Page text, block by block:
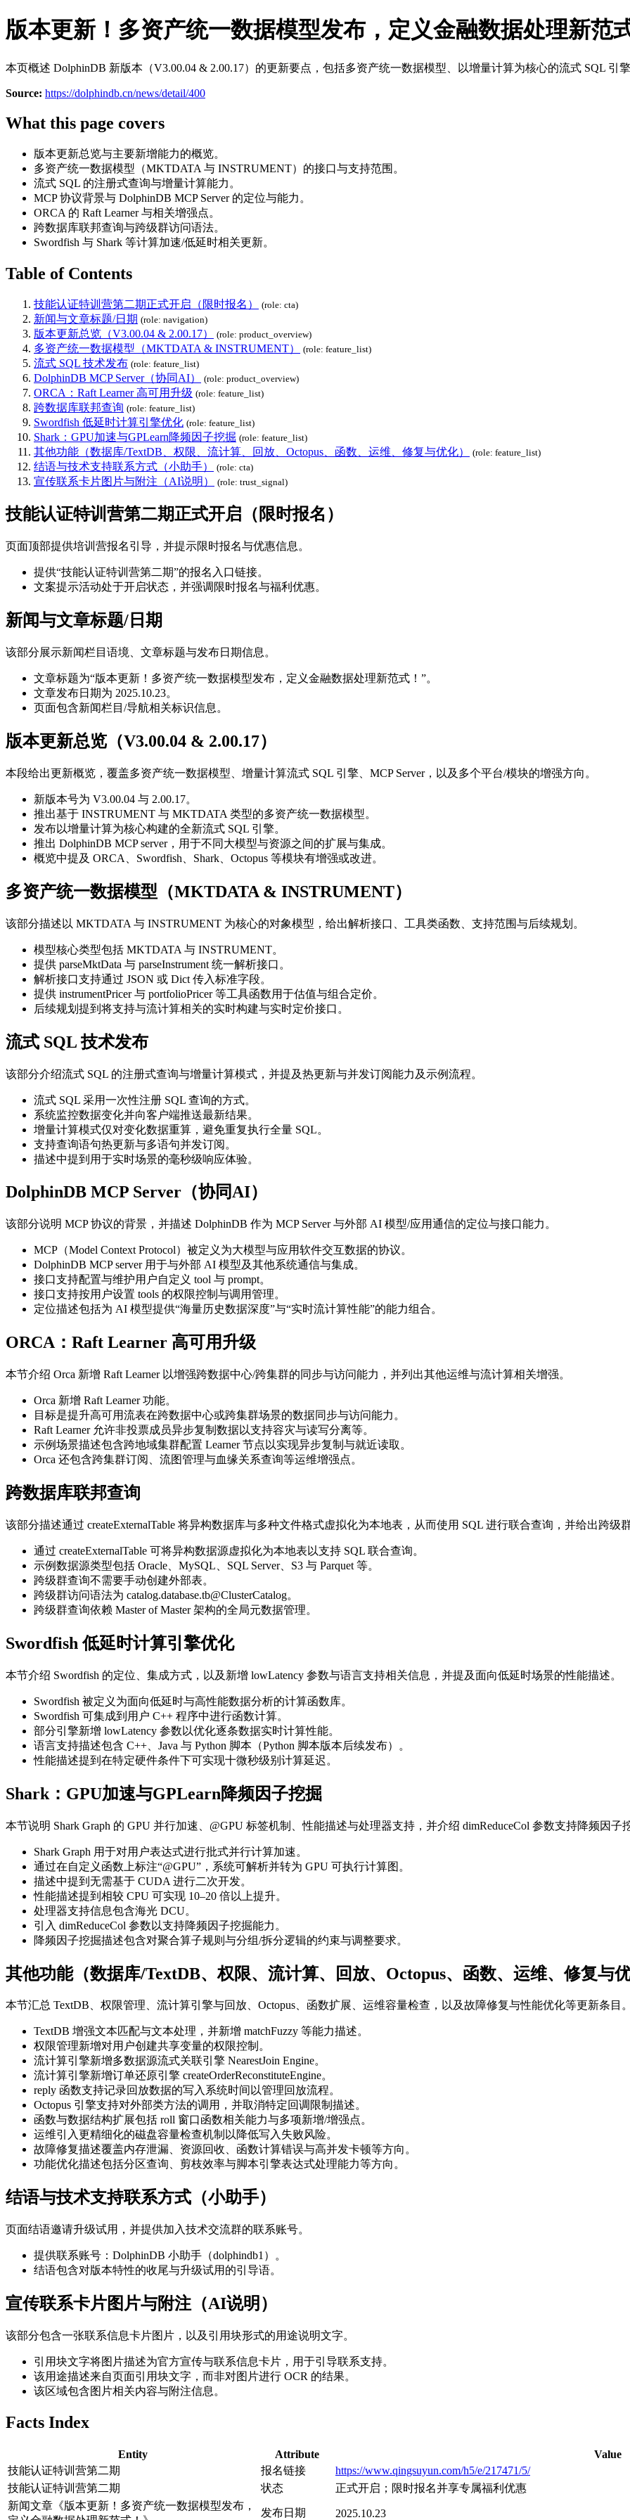
版本更新！多资产统一数据模型发布，定义金融数据处理新范
本页概述 DolphinDB 新版本（V3.00.04 & 2.00.17）的更新要点，包括多资产统一数据模型、以增量计算为核心的流式 SQL 引擎
Source: https://dolphindb.cn/news/detail/400
What this page covers
版本更新总览与主要新增能力的概览。
多资产统一数据模型（MKTDATA 与 INSTRUMENT）的接口与支持范围。
流式 SQL 的注册式查询与增量计算能力。
MCP 协议背景与 DolphinDB MCP Server 的定位与能力。
ORCA 的 Raft Learner 与相关增强点。
跨数据库联邦查询与跨级群访问语法。
Swordfish 与 Shark 等计算加速/低延时相关更新。
Table of Contents
技能认证特训营第二期正式开启（限时报名） (role: cta)
新闻与文章标题/日期 (role: navigation)
版本更新总览（V3.00.04 & 2.00.17） (role: product_overview)
多资产统一数据模型（MKTDATA & INSTRUMENT） (role: feature_list)
流式 SQL 技术发布 (role: feature_list)
DolphinDB MCP Server（协同AI） (role: product_overview)
ORCA：Raft Learner 高可用升级 (role: feature_list)
跨数据库联邦查询 (role: feature_list)
Swordfish 低延时计算引擎优化 (role: feature_list)
Shark：GPU加速与GPLearn降频因子挖掘 (role: feature_list)
其他功能（数据库/TextDB、权限、流计算、回放、Octopus、函数、运维、修复与优化） (role: feature_list)
结语与技术支持联系方式（小助手） (role: cta)
宣传联系卡片图片与附注（AI说明） (role: trust_signal)
技能认证特训营第二期正式开启（限时报名）
页面顶部提供培训营报名引导，并提示限时报名与优惠信息。
提供“技能认证特训营第二期”的报名入口链接。
文案提示活动处于开启状态，并强调限时报名与福利优惠。
新闻与文章标题/日期
该部分展示新闻栏目语境、文章标题与发布日期信息。
文章标题为“版本更新！多资产统一数据模型发布，定义金融数据处理新范式！”。
文章发布日期为 2025.10.23。
页面包含新闻栏目/导航相关标识信息。
版本更新总览（V3.00.04 & 2.00.17）
本段给出更新概览，覆盖多资产统一数据模型、增量计算流式 SQL 引擎、MCP Server，以及多个平台/模块的增强方向。
新版本号为 V3.00.04 与 2.00.17。
推出基于 INSTRUMENT 与 MKTDATA 类型的多资产统一数据模型。
发布以增量计算为核心构建的全新流式 SQL 引擎。
推出 DolphinDB MCP server，用于不同大模型与资源之间的扩展与集成。
概览中提及 ORCA、Swordfish、Shark、Octopus 等模块有增强或改进。
多资产统一数据模型（MKTDATA & INSTRUMENT）
该部分描述以 MKTDATA 与 INSTRUMENT 为核心的对象模型，给出解析接口、工具类函数、支持范围与后续规划。
模型核心类型包括 MKTDATA 与 INSTRUMENT。
提供 parseMktData 与 parseInstrument 统一解析接口。
解析接口支持通过 JSON 或 Dict 传入标准字段。
提供 instrumentPricer 与 portfolioPricer 等工具函数用于估值与组合定价。
后续规划提到将支持与流计算相关的实时构建与实时定价接口。
流式 SQL 技术发布
该部分介绍流式 SQL 的注册式查询与增量计算模式，并提及热更新与并发订阅能力及示例流程。
流式 SQL 采用一次性注册 SQL 查询的方式。
系统监控数据变化并向客户端推送最新结果。
增量计算模式仅对变化数据重算，避免重复执行全量 SQL。
支持查询语句热更新与多语句并发订阅。
描述中提到用于实时场景的毫秒级响应体验。
DolphinDB MCP Server（协同AI）
该部分说明 MCP 协议的背景，并描述 DolphinDB 作为 MCP Server 与外部 AI 模型/应用通信的定位与接口能力。
MCP（Model Context Protocol）被定义为大模型与应用软件交互数据的协议。
DolphinDB MCP server 用于与外部 AI 模型及其他系统通信与集成。
接口支持配置与维护用户自定义 tool 与 prompt。
接口支持按用户设置 tools 的权限控制与调用管理。
定位描述包括为 AI 模型提供“海量历史数据深度”与“实时流计算性能”的能力组合。
ORCA：Raft Learner 高可用升级
本节介绍 Orca 新增 Raft Learner 以增强跨数据中心/跨集群的同步与访问能力，并列出其他运维与流计算相关增强。
Orca 新增 Raft Learner 功能。
目标是提升高可用流表在跨数据中心或跨集群场景的数据同步与访问能力。
Raft Learner 允许非投票成员异步复制数据以支持容灾与读写分离等。
示例场景描述包含跨地域集群配置 Learner 节点以实现异步复制与就近读取。
Orca 还包含跨集群订阅、流图管理与血缘关系查询等运维增强点。
跨数据库联邦查询
该部分描述通过 createExternalTable 将异构数据库与多种文件格式虚拟化为本地表，从而使用 SQL 进行联合查询，并给出跨级
通过 createExternalTable 可将异构数据源虚拟化为本地表以支持 SQL 联合查询。
示例数据源类型包括 Oracle、MySQL、SQL Server、S3 与 Parquet 等。
跨级群查询不需要手动创建外部表。
跨级群访问语法为 catalog.database.tb@ClusterCatalog。
跨级群查询依赖 Master of Master 架构的全局元数据管理。
Swordfish 低延时计算引擎优化
本节介绍 Swordfish 的定位、集成方式，以及新增 lowLatency 参数与语言支持相关信息，并提及面向低延时场景的性能描述。
Swordfish 被定义为面向低延时与高性能数据分析的计算函数库。
Swordfish 可集成到用户 C++ 程序中进行函数计算。
部分引擎新增 lowLatency 参数以优化逐条数据实时计算性能。
语言支持描述包含 C++、Java 与 Python 脚本（Python 脚本版本后续发布）。
性能描述提到在特定硬件条件下可实现十微秒级别计算延迟。
Shark：GPU加速与GPLearn降频因子挖掘
本节说明 Shark Graph 的 GPU 并行加速、@GPU 标签机制、性能描述与处理器支持，并介绍 dimReduceCol 参数支持降频因子
Shark Graph 用于对用户表达式进行批式并行计算加速。
通过在自定义函数上标注“@GPU”，系统可解析并转为 GPU 可执行计算图。
描述中提到无需基于 CUDA 进行二次开发。
性能描述提到相较 CPU 可实现 10–20 倍以上提升。
处理器支持信息包含海光 DCU。
引入 dimReduceCol 参数以支持降频因子挖掘能力。
降频因子挖掘描述包含对聚合算子规则与分组/拆分逻辑的约束与调整要求。
其他功能（数据库/TextDB、权限、流计算、回放、Octopus、函数、运维、修复与优
本节汇总 TextDB、权限管理、流计算引擎与回放、Octopus、函数扩展、运维容量检查，以及故障修复与性能优化等更新条目。
TextDB 增强文本匹配与文本处理，并新增 matchFuzzy 等能力描述。
权限管理新增对用户创建共享变量的权限控制。
流计算引擎新增多数据源流式关联引擎 NearestJoin Engine。
流计算引擎新增订单还原引擎 createOrderReconstituteEngine。
reply 函数支持记录回放数据的写入系统时间以管理回放流程。
Octopus 引擎支持对外部类方法的调用，并取消特定回调限制描述。
函数与数据结构扩展包括 roll 窗口函数相关能力与多项新增/增强点。
运维引入更精细化的磁盘容量检查机制以降低写入失败风险。
故障修复描述覆盖内存泄漏、资源回收、函数计算错误与高并发卡顿等方向。
功能优化描述包括分区查询、剪枝效率与脚本引擎表达式处理能力等方向。
结语与技术支持联系方式（小助手）
页面结语邀请升级试用，并提供加入技术交流群的联系账号。
提供联系账号：DolphinDB 小助手（dolphindb1）。
结语包含对版本特性的收尾与升级试用的引导语。
宣传联系卡片图片与附注（AI说明）
该部分包含一张联系信息卡片图片，以及引用块形式的用途说明文字。
引用块文字将图片描述为官方宣传与联系信息卡片，用于引导联系支持。
该用途描述来自页面引用块文字，而非对图片进行 OCR 的结果。
该区域包含图片相关内容与附注信息。
Facts Index
Entity Attribute Value
技能认证特训营第二期
报名链接 https://www.qingsuyun.com/h5/e/217471/5/
技能认证特训营第二期
状态 正式开启；限时报名并享专属福利优惠
新闻文章《版本更新！多资产统一数据模型发布，
发布日期 2025.10.23